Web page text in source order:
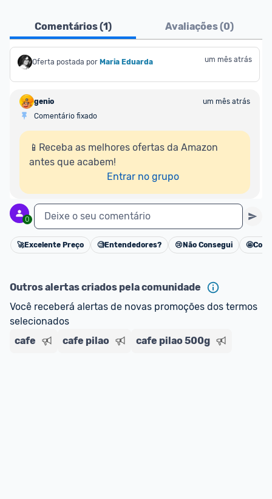
Comentários (1) Avaliações (0)
Oferta postada por Maria Eduarda um mês atrás
genio
um mês atrás
Comentário fixado
📱Receba as melhores ofertas da Amazon
antes que acabem!
Entrar no grupo
0 Deixe o seu comentário
Cancelar
🚀Excelente Preço 🧐Entendedores? 😢 Não Consegui 🤩
Outros alertas criados pela comunidade
Você receberá alertas de novas promoções dos termos
selecionados
cafe
cafe pilao cafe pilao 500g